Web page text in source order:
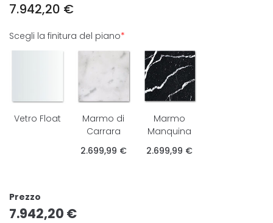
7.942,20 €
Scegli la finitura del piano*
Vetro Float
Marmo di
Carrara
2.699,99 €
Marmo
Manquina
2.699,99 €
Prezzo
7.942,20 €